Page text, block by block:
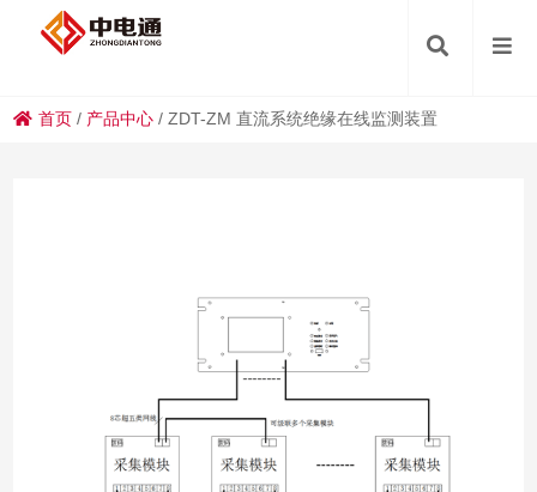
首页 / 产品中心 /ZDT-ZM 直流系统绝缘在线监测装置